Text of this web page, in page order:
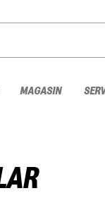
MAGASIN